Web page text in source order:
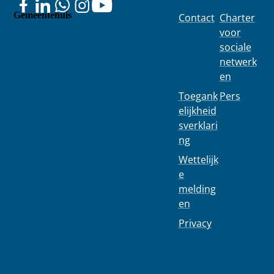
Gemeentehuis Contact
Toegank
elijkheid
sverklari
ng
Wettelijk
e
melding
en
Privacy
Charter
voor
sociale
netwerk
en
Pers